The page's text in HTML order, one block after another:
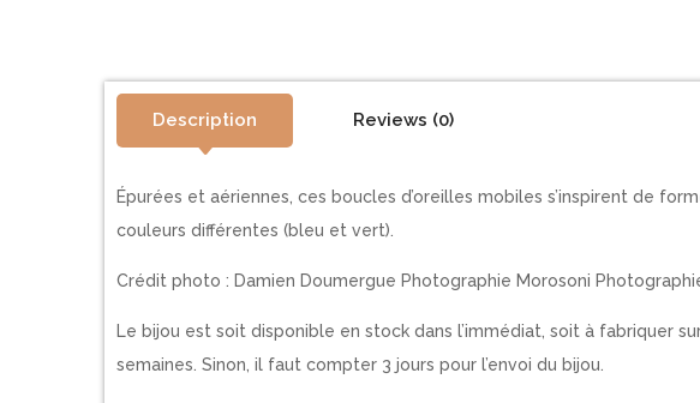
Description Reviews (0)
Épurées et aériennes, ces boucles d’oreilles mobiles s’inspirent de
couleurs différentes (bleu et vert).
Crédit photo : Damien Doumergue Photographie Morosoni
Le bijou est soit disponible en stock dans l’immédiat, soit à fabriquer
semaines. Sinon, il faut compter 3 jours pour l’envoi du bijou.